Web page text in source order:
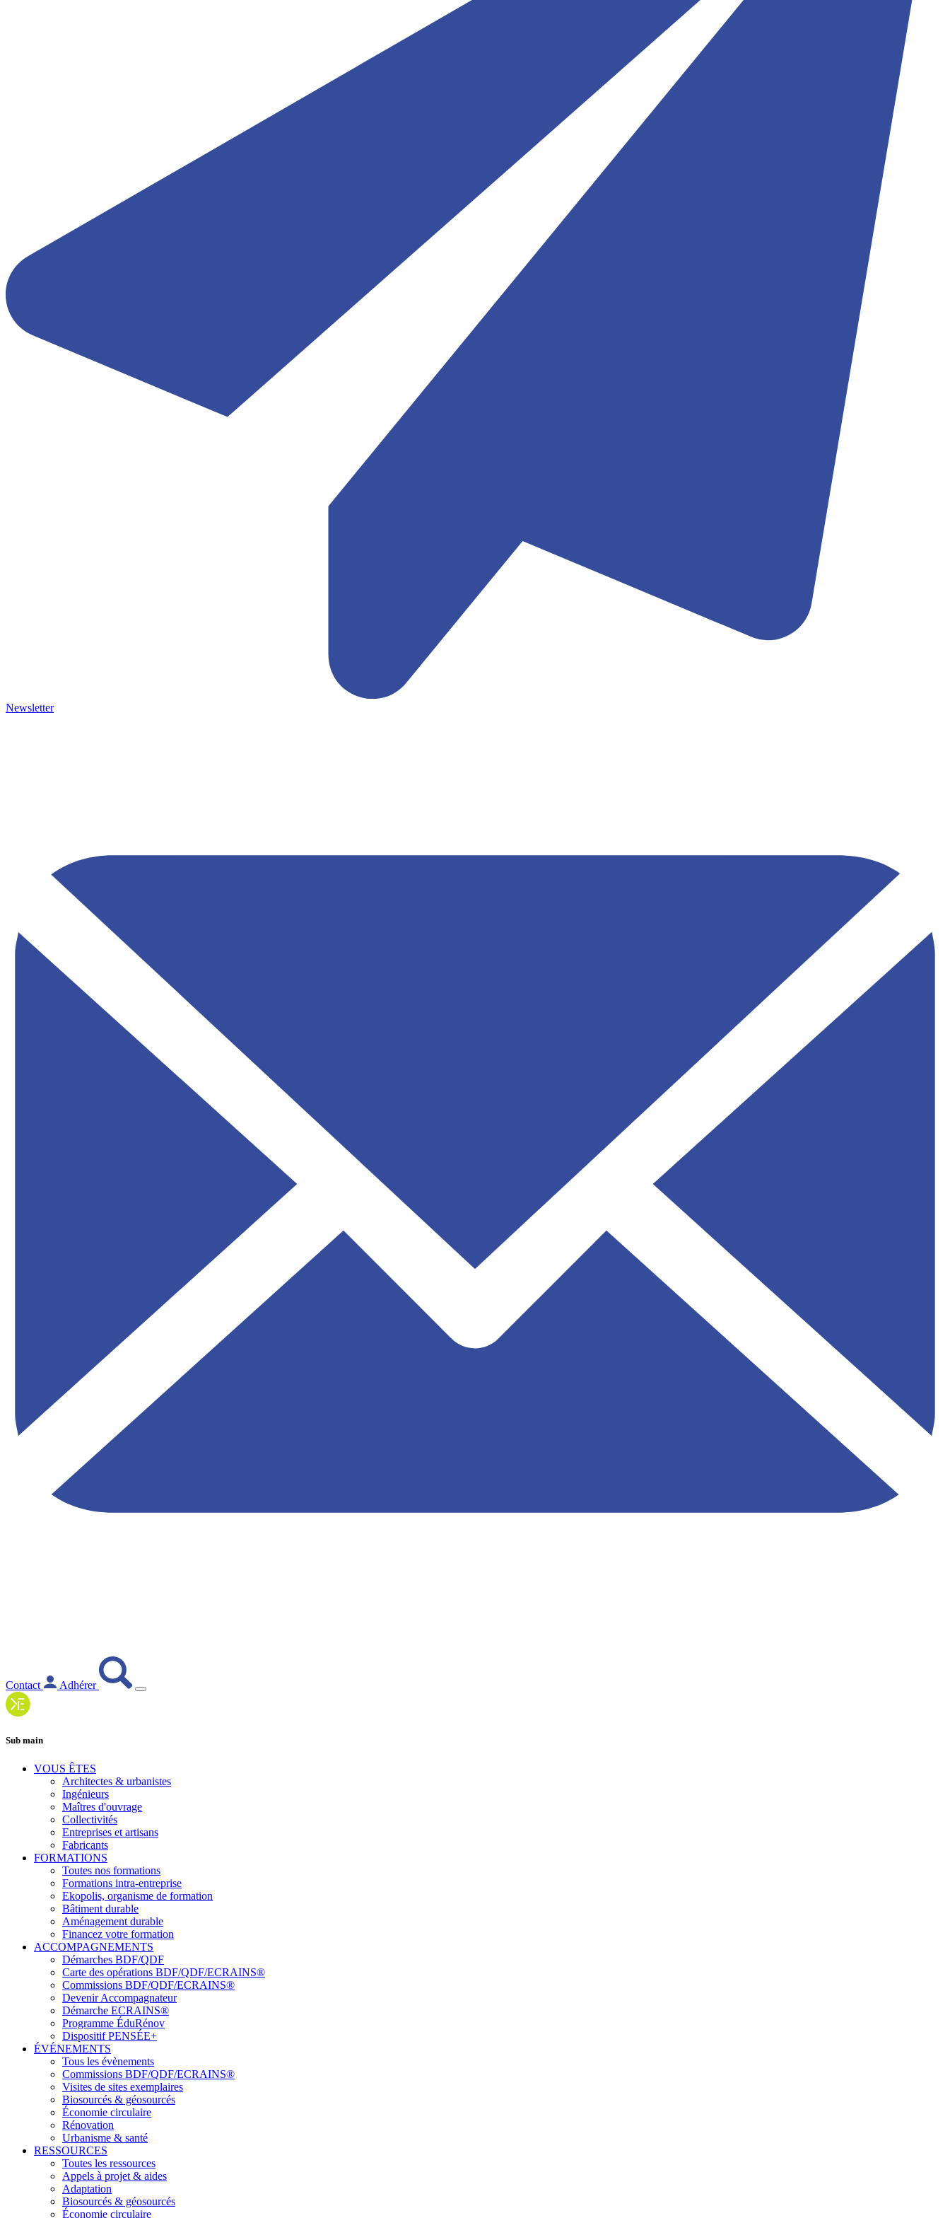
Newsletter
Contact Adhérer
Sub main
VOUS ÊTES
Architectes & urbanistes
Ingénieurs
Maîtres d'ouvrage
Collectivités
Entreprises et artisans
Fabricants
FORMATIONS
Toutes nos formations
Formations intra-entreprise
Ekopolis, organisme de formation
Bâtiment durable
Aménagement durable
Financez votre formation
ACCOMPAGNEMENTS
Démarches BDF/QDF
Carte des opérations BDF/QDF/ECRAINS®
Commissions BDF/QDF/ECRAINS®
Devenir Accompagnateur
Démarche ECRAINS®
Programme ÉduRénov
Dispositif PENSÉE+
ÉVÉNEMENTS
Tous les évènements
Commissions BDF/QDF/ECRAINS®
Visites de sites exemplaires
Biosourcés & géosourcés
Économie circulaire
Rénovation
Urbanisme & santé
RESSOURCES
Toutes les ressources
Appels à projet & aides
Adaptation
Biosourcés & géosourcés
Économie circulaire